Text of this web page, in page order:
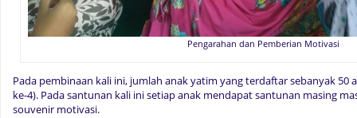
Pengarahan dan Pemberian Motivasi
Pada pembinaan kali ini, jumlah anak yatim yang terdaftar sebanyak 50
ke-4). Pada santunan kali ini setiap anak mendapat santunan masing
souvenir motivasi.